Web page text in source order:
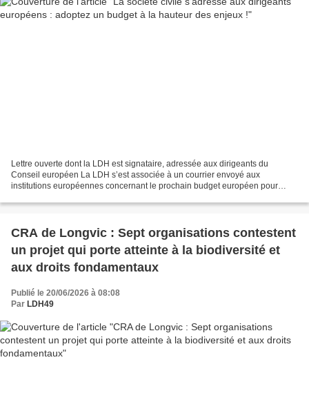
Lettre ouverte dont la LDH est signataire, adressée aux dirigeants du
Conseil européen La LDH s’est associée à un courrier envoyé aux
institutions européennes concernant le prochain budget européen pour
CRA de Longvic : Sept organisations contestent
un projet qui porte atteinte à la biodiversité et
aux droits fondamentaux
Publié le 20/06/2026 à 08:08
Par LDH49